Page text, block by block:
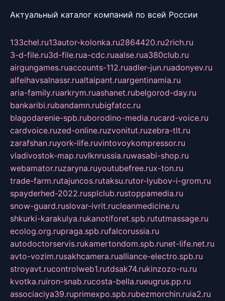
Актуальный каталог компаний по всей России
133chel.ru13autor-kolonka.ru2864420.ru2rich.ru
3-d-file.ru3d-file.rua-cdc.ruaalse.rua380club.ru
airgungames.ruaccounts-112.ruadler-jun.ruadonyev.ru
alfeihavsalnassr.rualtaipant.ruargentinamia.ru
aria-family.ruarkrym.ruashanet.rubelgorod-day.ru
bankaribi.rubandamn.rubigfatcc.ru
blagodarenie-spb.ruborodino-media.rucard-voice.ru
cardvoice.ruzed-online.ruzvonitut.ruzebra-tlt.ru
zarafshan.ruyork-life.ruvintovoykompressor.ru
vladivostok-map.ruvlknrussia.ruwasabi-shop.ru
webamator.ruzaryna.ruyoutubefree.rux-ton.ru
trade-farm.rutajuncos.rutaksu.rutor-lyubov-i-grom.ru
spayderhed-2022.rusplclub.rustoppamedia.ru
snow-guard.ruslovar-ivrit.rucleanmedicine.ru
shkurki-karakulya.rukanotiforet.spb.rututmassage.ru
ecolog.org.rupraga.spb.rufalcorussia.ru
autodoctorservis.rukamertondom.spb.runet-life.net.ru
avto-vozim.rusakhcamera.rualliance-electro.spb.ru
stroyavt.rucontrolweb1.rutdsak74.rukinzozo-ru.ru
kvotka.ruiron-snab.rucosta-bella.rueugrus.pp.ru
associaciya39.ruprimexpo.spb.rubezmorchin.ruia2.ru